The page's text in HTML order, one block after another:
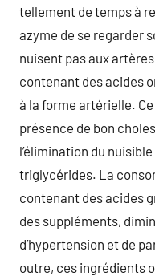
tellement de temps à
azyme de se regarder
nuisent pas aux
contenant des acides
à la forme artérielle.
présence de bon
l’élimination du
triglycérides. La
contenant des acides
des suppléments,
d’hypertension et de
outre, ces ingrédients